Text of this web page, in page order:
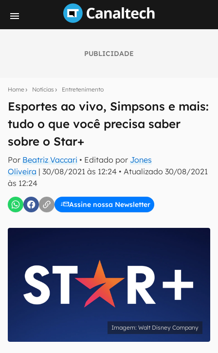
PUBLICIDADE
Home Notícias Entretenimento
Esportes ao vivo, Simpsons e mais:
tudo o que você precisa saber
sobre o Star+
Por Beatriz Vaccari • Editado por Jones
Oliveira | 30/08/2021 às 12:24 • Atualizado 30/08/2021
às 12:24
Assine nossa Newsletter
notícias e reviews sobre tecnologia em primeira
E-mail
inscreva-se
Uso e Política de Privacidade do Canaltech.
Walt Disney Company